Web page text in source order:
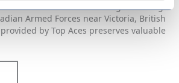
The event occurred during a training
Armed Forces near Victoria, British
by Top Aces preserves valuable